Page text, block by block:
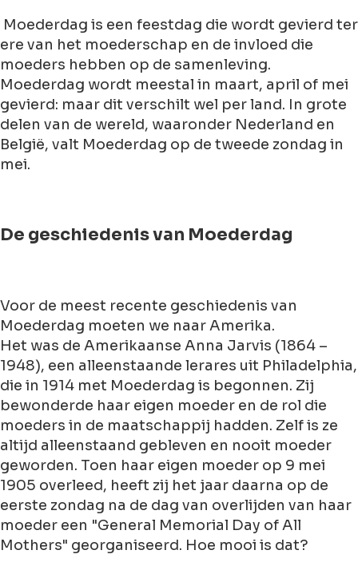
Moederdag is een feestdag die wordt gevierd ter
ere van het moederschap en de invloed die
moeders hebben op de samenleving.
Moederdag wordt meestal in maart, april of mei
gevierd: maar dit verschilt wel per land. In grote
delen van de wereld, waaronder Nederland en
België, valt Moederdag op de tweede zondag in
mei.
De geschiedenis van Moederdag
Voor de meest recente geschiedenis van
Moederdag moeten we naar Amerika.
Het was de Amerikaanse Anna Jarvis (1864 –
1948), een alleenstaande lerares uit Philadelphia,
die in 1914 met Moederdag is begonnen. Zij
bewonderde haar eigen moeder en de rol die
moeders in de maatschappij hadden. Zelf is ze
altijd alleenstaand gebleven en nooit moeder
geworden. Toen haar eigen moeder op 9 mei
1905 overleed, heeft zij het jaar daarna op de
eerste zondag na de dag van overlijden van haar
moeder een "General Memorial Day of All
Mothers" georganiseerd. Hoe mooi is dat?